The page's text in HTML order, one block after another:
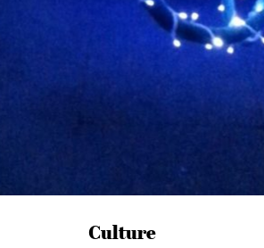
Culture